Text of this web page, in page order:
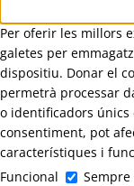
Per oferir les millors
galetes per
dispositiu. Donar el
permetrà processar
o identificadors
consentiment, pot
característiques i
Funcional
Sempre